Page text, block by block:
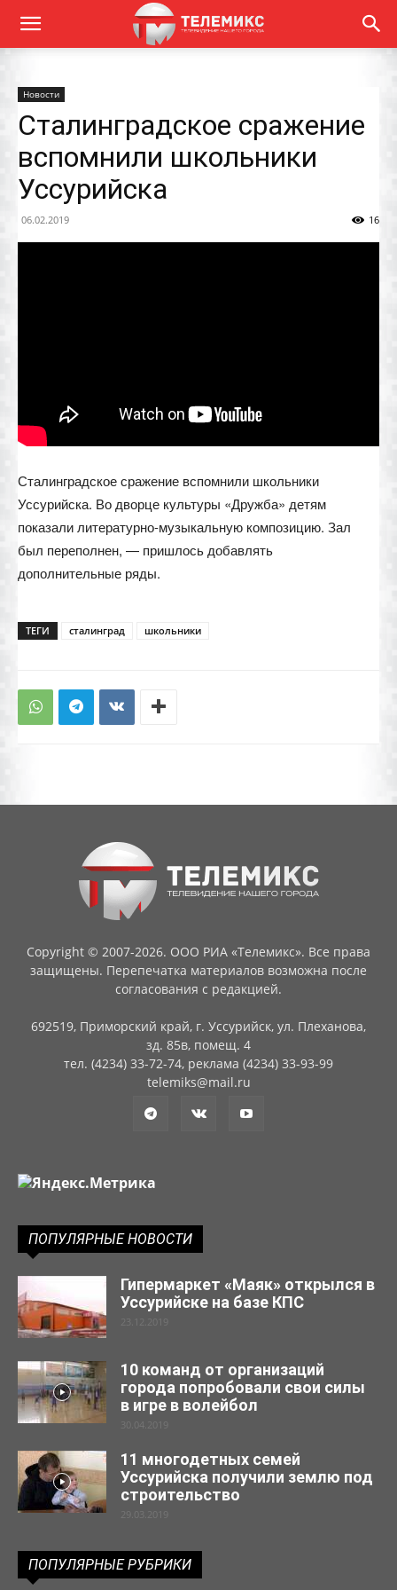
Новости
Сталинградское сражение
вспомнили школьники
Уссурийска
06.02.2019 16
Сталинградское сражение вспомнили школьники
Уссурийска. Во дворце культуры «Дружба» детям
показали литературно-музыкальную композицию. Зал
был переполнен, — пришлось добавлять
дополнительные ряды.
ТЕГИ сталинград школьники
Copyright © 2007-2026. ООО РИА «Телемикс». Все права
защищены. Перепечатка материалов возможна после
согласования с редакцией.
692519, Приморский край, г. Уссурийск, ул. Плеханова,
зд. 85в, помещ. 4
тел. (4234) 33-72-74, реклама (4234) 33-93-99
telemiks@mail.ru
ПОПУЛЯРНЫЕ НОВОСТИ
Гипермаркет «Маяк» открылся в
Уссурийске на базе КПС
23.12.2019
10 команд от организаций
города попробовали свои силы
в игре в волейбол
30.04.2019
11 многодетных семей
Уссурийска получили землю под
строительство
29.03.2019
ПОПУЛЯРНЫЕ РУБРИКИ